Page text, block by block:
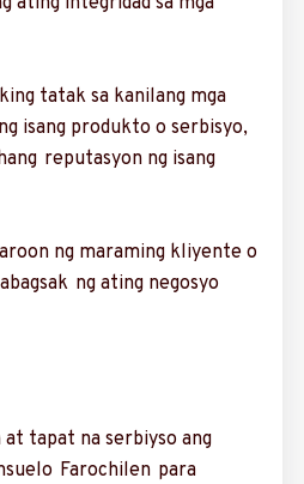
tatak sa kanilang mga
isang produkto o serbisyo,
reputasyon ng isang
ng maraming kliyente o
ng ating negosyo
tapat na serbiyso ang
Farochilen para